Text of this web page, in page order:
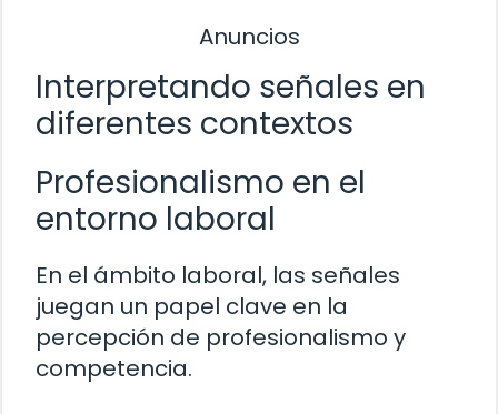
Anuncios
Interpretando señales en
diferentes contextos
Profesionalismo en el
entorno laboral
En el ámbito laboral, las señales
juegan un papel clave en la
percepción de profesionalismo y
competencia.